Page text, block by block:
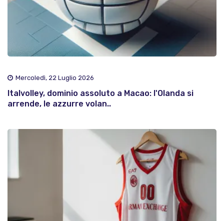
Mercoledì, 22 Luglio 2026
Italvolley, dominio assoluto a Macao: l'Olanda si
arrende, le azzurre volan..